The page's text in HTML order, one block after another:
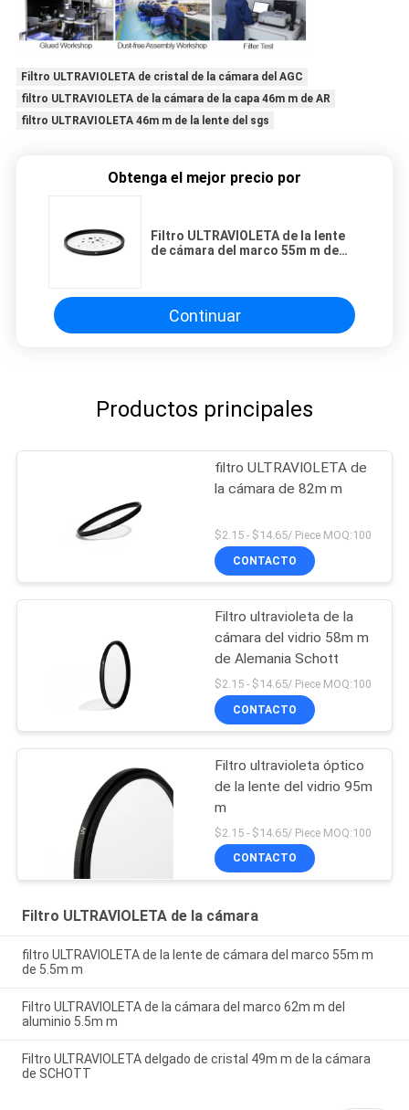
Filtro ULTRAVIOLETA de cristal de la cámara del AGC
filtro ULTRAVIOLETA de la cámara de la capa 46m m de AR
filtro ULTRAVIOLETA 46m m de la lente del sgs
Obtenga el mejor precio por
Filtro ULTRAVIOLETA de la lente
de cámara del marco 55m m de
Continuar
Productos principales
filtro ULTRAVIOLETA de
la cámara de 82m m
$2.15 - $14.65/ Piece MOQ:100
CONTACTO
Filtro ultravioleta de la
cámara del vidrio 58m m
de Alemania Schott
$2.15 - $14.65/ Piece MOQ:100
CONTACTO
Filtro ultravioleta óptico
de la lente del vidrio 95m
m
$2.15 - $14.65/ Piece MOQ:100
CONTACTO
Filtro ULTRAVIOLETA de la cámara
filtro ULTRAVIOLETA de la lente de cámara del marco 55m m
de 5.5m m
Filtro ULTRAVIOLETA de la cámara del marco 62m m del
aluminio 5.5m m
Filtro ULTRAVIOLETA delgado de cristal 49m m de la cámara
de SCHOTT